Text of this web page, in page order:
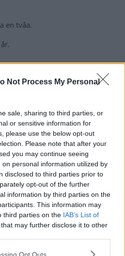
Not Process My Personal
sale, sharing to third parties, or
or sensitive information for
please use the below opt-out
Please note that after your
you may continue seeing
personal information utilized by
disclosed to third parties prior to
opt-out of the further
information by third parties on the
This information may
third parties on the IAB’s List of
that may further disclose it to other
app uses one or more Google
Opt Outs
en tvåa.
sig att limtätningarna, framför
för baklucka och dörrar har
gastankar, dolda under
och övriga
Rostangrepp bör inte
sex åren.
några tveksamma